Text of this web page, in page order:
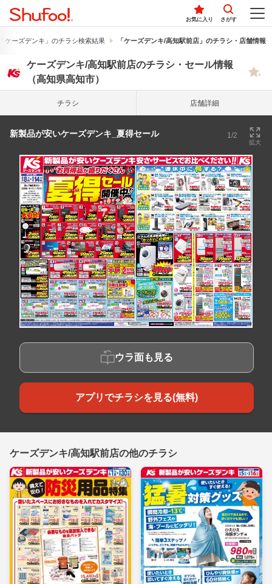
お気に入り さがす
ケーズデンキ」のチラシ検索結果 「ケーズデンキ/高知駅前店」のチラシ・店舗情報
ケーズデンキ/高知駅前店のチラシ・セール情報
（高知県高知市）
チラシ 店舗詳細
新製品が安いケーズデンキ_夏得セール 1/2
拡大
ウラ面も見る
アプリでチラシを見る(無料)
ケーズデンキ/高知駅前店の他のチラシ